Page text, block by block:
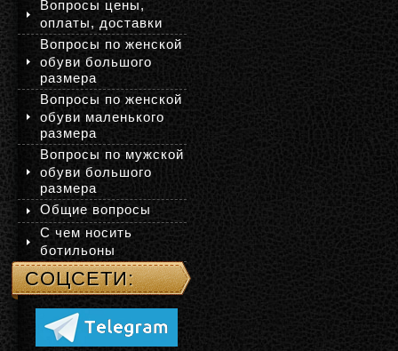
Вопросы цены,
оплаты, доставки
Вопросы по женской
обуви большого
размера
Вопросы по женской
обуви маленького
размера
Вопросы по мужской
обуви большого
размера
Общие вопросы
С чем носить
ботильоны
СОЦСЕТИ: